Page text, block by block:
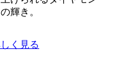
の輝き。
く見る